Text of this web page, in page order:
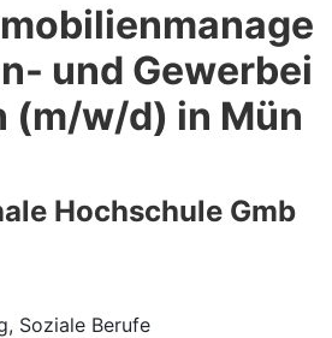
und Gewerbei
(m/w/d) in Mün
Hochschule Gmb
Soziale Berufe